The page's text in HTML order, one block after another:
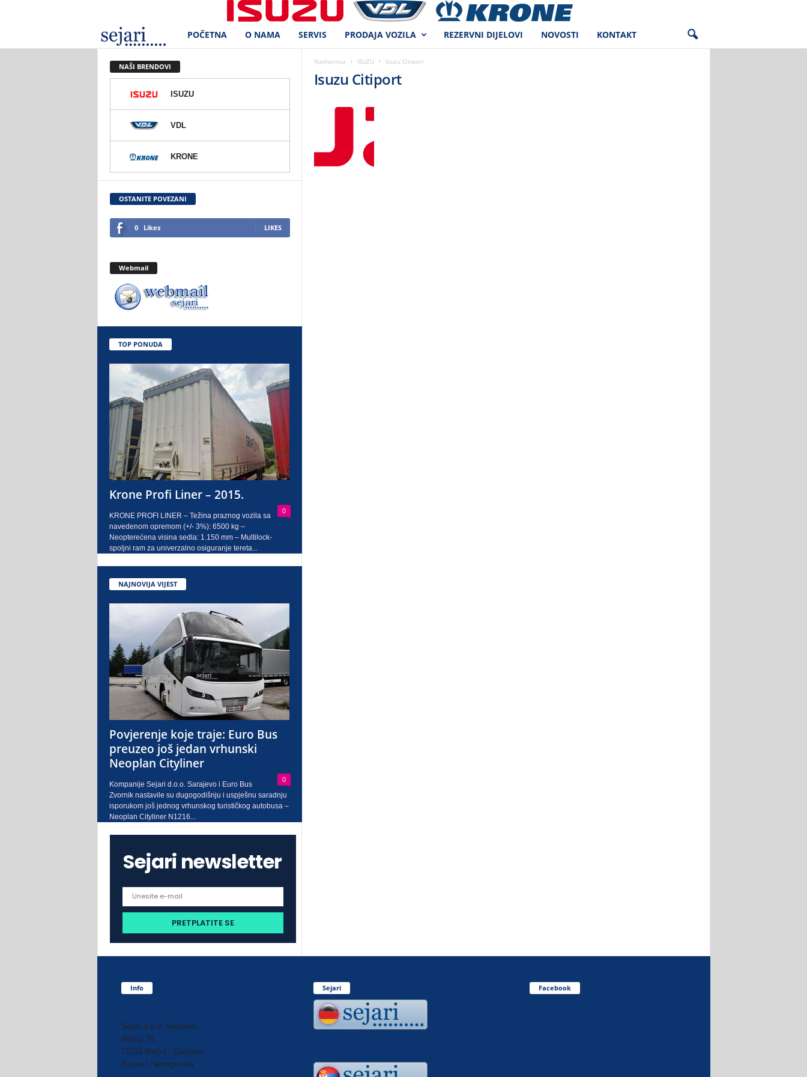
e
r
d
.
o
.
a
j
o
POČETNA O NAMA SERVIS PRODAJA VOZILA REZERVNI DIJELOVI NOVOSTI KONTAKT
Naslovnica ISUZU Isuzu Citiport
Isuzu Citiport
NAŠI BRENDOVI
ISUZU
VDL
KRONE
OSTANITE POVEZANI
0 Likes LIKES
Webmail
TOP PONUDA
Krone Profi Liner – 2015.
0
KRONE PROFI LINER – Težina praznog vozila sa
navedenom opremom (+/- 3%): 6500 kg –
Neopterećena visina sedla: 1.150 mm – Multilock-
spoljni ram za univerzalno osiguranje tereta...
NAJNOVIJA VIJEST
Povjerenje koje traje: Euro Bus
preuzeo još jedan vrhunski
Neoplan Cityliner
0
Kompanije Sejari d.o.o. Sarajevo i Euro Bus
Zvornik nastavile su dugogodišnju i uspješnu saradnju
isporukom još jednog vrhunskog turističkog autobusa –
Neoplan Cityliner N1216...
Sejari newsletter
Info
Sejari d.o.o. Sarajevo
Blažuj 78,
71215 Blažuj - Sarajevo
Bosna i Hercegovina
Sejari Facebook